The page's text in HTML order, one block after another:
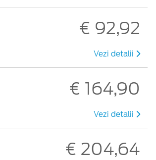
€ 92,92
Vezi detalii
€ 164,90
Vezi detalii
€ 204,64